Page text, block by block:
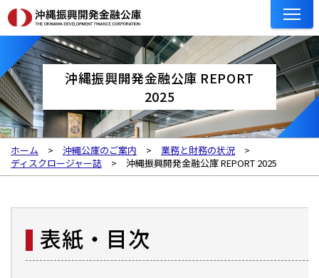
沖縄振興開発金融公庫 REPORT
2025
ホーム 沖縄公庫のご案内
業務と財務の状況
ディスクロージャー誌
沖縄振興開発金融公庫 REPORT 2025
表紙・目次